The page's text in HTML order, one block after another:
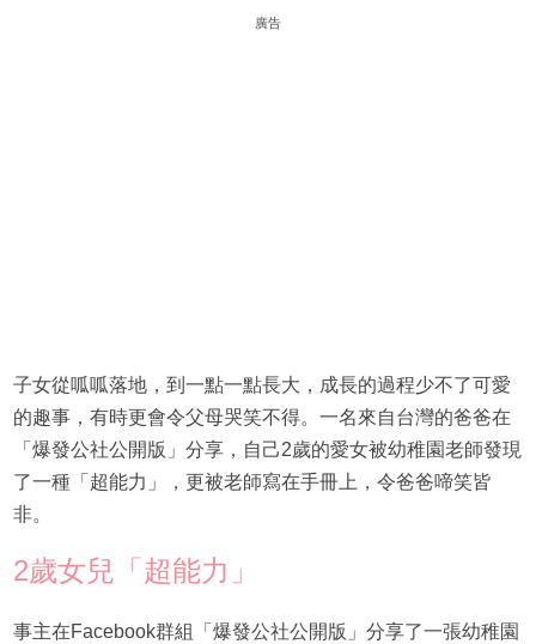
廣告
子女從呱呱落地，到一點一點長大，成長的過程少不了可愛
的趣事，有時更會令父母哭笑不得。一名來自台灣的爸爸在
「爆發公社公開版」分享，自己2歲的愛女被幼稚園老師發現
了一種「超能力」，更被老師寫在手冊上，令爸爸啼笑皆
非。
2歲女兒「超能力」
事主在Facebook群組「爆發公社公開版」分享了一張幼稚園